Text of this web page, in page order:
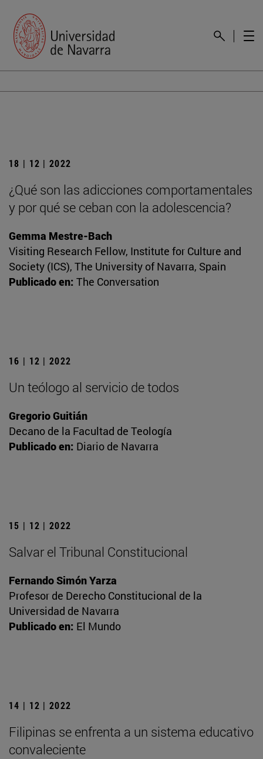
18 | 12 | 2022
¿Qué son las adicciones comportamentales
y por qué se ceban con la adolescencia?
Gemma Mestre-Bach
Visiting Research Fellow, Institute for Culture and
Society (ICS), The University of Navarra, Spain
Publicado en: The Conversation
16 | 12 | 2022
Un teólogo al servicio de todos
Gregorio Guitián
Decano de la Facultad de Teología
Publicado en: Diario de Navarra
15 | 12 | 2022
Salvar el Tribunal Constitucional
Fernando Simón Yarza
Profesor de Derecho Constitucional de la
Universidad de Navarra
Publicado en: El Mundo
14 | 12 | 2022
Filipinas se enfrenta a un sistema educativo
convaleciente